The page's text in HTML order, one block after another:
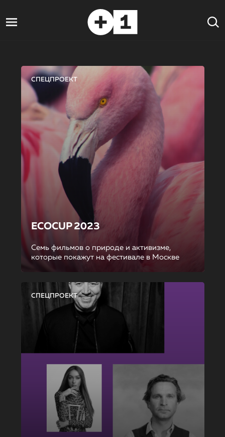
СПЕЦПРОЕКТ
ECOCUP 2023
Семь фильмов о природе и активизме,
которые покажут на фестивале в Москве
СПЕЦПРОЕКТ